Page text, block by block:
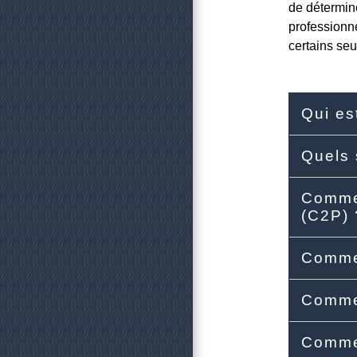
de
certains
Qui
Quels
(C2P)